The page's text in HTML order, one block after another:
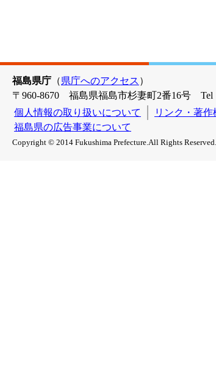
福島県庁 （県庁へのアクセス ）
〒960-8670 福島県福島市杉妻町2番16号 Tel
個人情報の取り扱いについて
リンク・著
福島県の広告事業について
Copyright © 2014 Fukushima Prefecture.All Rights Reserved.